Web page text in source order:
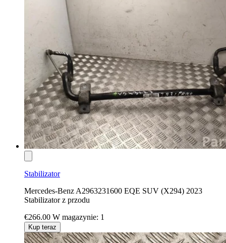
Stabilizator
Mercedes-Benz A2963231600 EQE SUV (X294) 2023
Stabilizator z przodu
€266.00 W magazynie: 1
Kup teraz